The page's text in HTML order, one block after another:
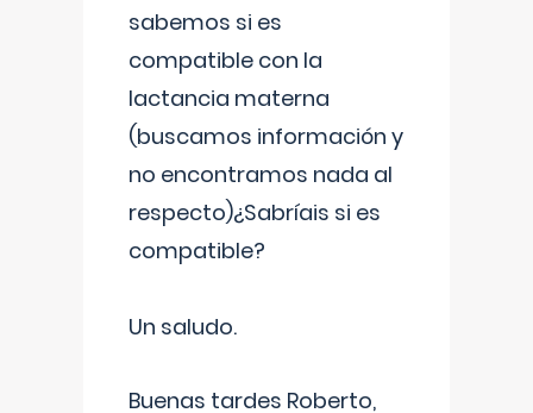
sabemos si es
compatible con la
lactancia materna
(buscamos información y
no encontramos nada al
respecto)¿Sabríais si es
compatible?
Un saludo.
Buenas tardes Roberto,